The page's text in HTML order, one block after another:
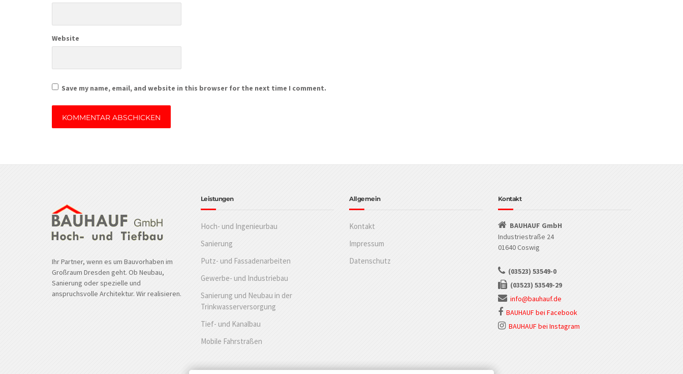
Website
Save my name, email, and website in this browser for the next time I comment.
Ihr Partner, wenn es um Bauvorhaben im
Großraum Dresden geht. Ob Neubau,
Sanierung oder spezielle und
anspruchsvolle Architektur. Wir realisieren.
Leistungen
Hoch- und Ingenieurbau
Sanierung
Putz- und Fassadenarbeiten
Gewerbe- und Industriebau
Sanierung und Neubau in der
Trinkwasserversorgung
Tief- und Kanalbau
Mobile Fahrstraßen
Allgemein
Kontakt
Impressum
Datenschutz
Kontakt
BAUHAUF GmbH
Industriestraße 24
01640 Coswig
(03523) 53549-0
(03523) 53549-29
info@bauhauf.de
BAUHAUF bei Facebook
BAUHAUF bei Instagram